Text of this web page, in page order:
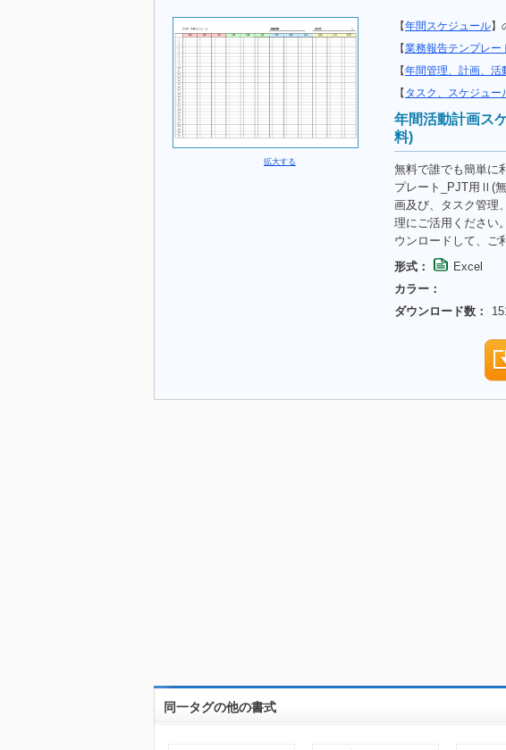
拡大する
【年間スケジュール】
【業務報告テンプレー
【年間管理、計画、活
【タスク、スケジュー
年間活動計画ス
料)
無料で誰でも簡単に
プレート_PJT用Ⅱ(
画及び、タスク管理
理にご活用ください
ウンロードして、ご
形式：
Excel
カラー：
ダウンロード数：
同一タグの他の書式